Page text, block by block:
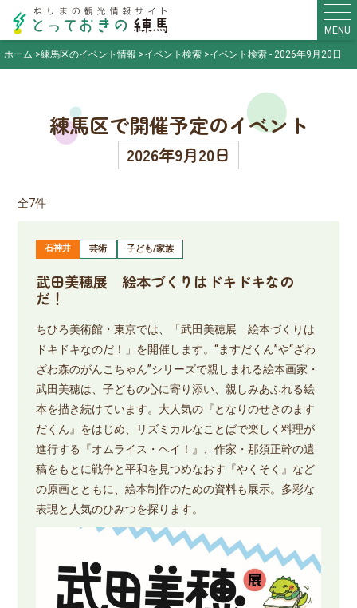
MENU
ホーム
練馬区のイベント情報 イベント検索 イベント検索 - 2026年9月20日
練馬区で開催予定のイベント
2026年9月20日
全7件
石神井 芸術 子ども/家族
武田美穂展 絵本づくりはドキドキなの
だ！
ちひろ美術館・東京では、「武田美穂展 絵本づくりは
ドキドキなのだ！」を開催します。“ますだくん”や“ざわ
ざわ森のがんこちゃん”シリーズで親しまれる絵本画家・
武田美穂は、子どもの心に寄り添い、親しみあふれる絵
本を描き続けています。大人気の『となりのせきのます
だくん』をはじめ、リズミカルなことばで楽しく料理が
進行する『オムライス・ヘイ！』、作家・那須正幹の遺
稿をもとに戦争と平和を見つめなおす『やくそく』など
の原画とともに、絵本制作のための資料も展示。多彩な
表現と人気のひみつを探ります。